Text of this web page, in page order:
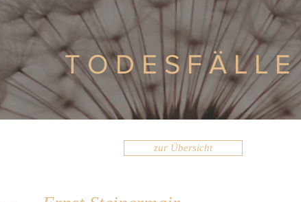
TODESFÄLLE
zur Übersicht